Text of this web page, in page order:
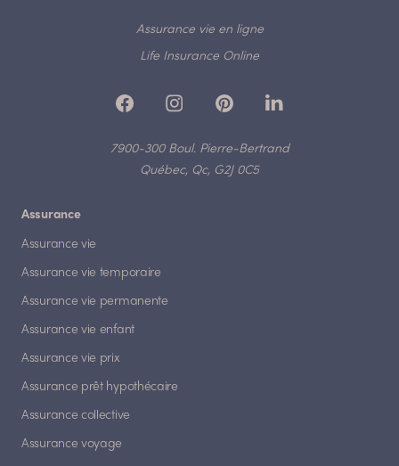
Assurance vie en ligne
Life Insurance Online
7900-300 Boul. Pierre-Bertrand
Québec, Qc, G2J 0C5
Assurance
Assurance vie
Assurance vie temporaire
Assurance vie permanente
Assurance vie enfant
Assurance vie prix
Assurance prêt hypothécaire
Assurance collective
Assurance voyage